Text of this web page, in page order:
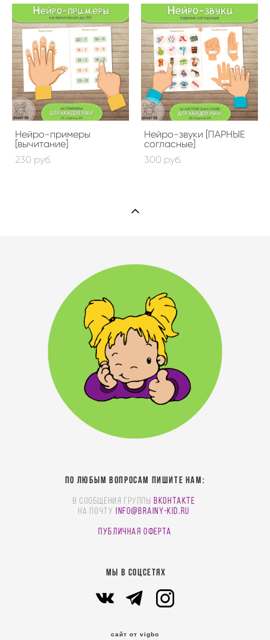
Нейро-примеры
[вычитание]
230 pуб.
Нейро-звуки [ПАРНЫЕ
согласные]
300 pуб.
По любым вопросам пишите нам:
В сообщения группы Вконтакте
На почту
info@brainy-kid.ru
Публичная оферта
МЫ В СОЦСЕТЯХ
сайт от vigbo